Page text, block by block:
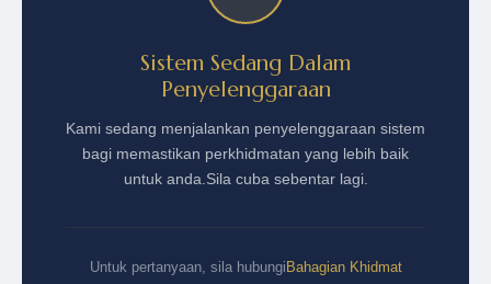
Sistem Sedang Dalam
Penyelenggaraan
Kami sedang menjalankan penyelenggaraan sistem
bagi memastikan perkhidmatan yang lebih baik
untuk anda. Sila cuba sebentar lagi.
Untuk pertanyaan, sila hubungi Bahagian Khidmat